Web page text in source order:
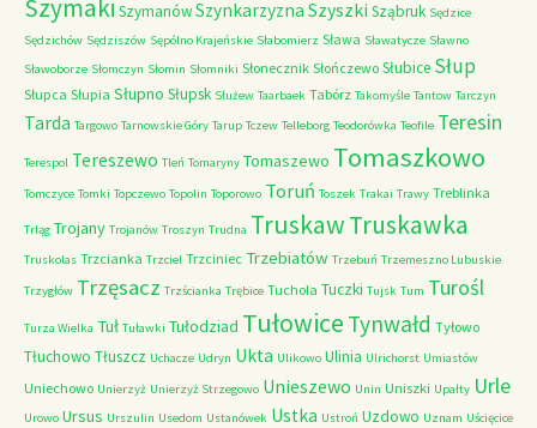
Szymaki SzymanówSzynkarzyzna Szyszki Sząbruk Sędzice
Sędzichów Sędziszów Sępólno Krajeńskie Słabomierz Sława Sławatycze Sławno
Sławoborze Słomczyn Słomin Słomniki Słonecznik Słończewo Słubice Słup
Słupca Słupia Słupno Słupsk Służew Taarbaek Tabórz Takomyśle Tantow Tarczyn
Tarda Targowo Tarnowskie Góry Tarup Tczew Telleborg Teodorówka Teofile Teresin
Terespol Tereszewo Tleń Tomaryny Tomaszewo Tomaszkowo
Tomczyce Tomki Topczewo Topolin Toporowo Toruń Toszek Trakai Trawy Treblinka
Trląg Trojany Trojanów Troszyn Trudna TruskawTruskawka
Truskolas Trzcianka Trzciel Trzciniec Trzebiatów Trzebuń Trzemeszno Lubuskie
Trzygłów Trzęsacz Trzścianka Trębice Tuchola Tuczki Tujsk Tum Turośl
Turza Wielka Tuł Tuławki Tułodziad Tułowice Tynwałd Tyłowo
Tłuchowo Tłuszcz Uchacze Udryn Ukta Ulikowo Ulinia Ulrichorst Umiastów
Uniechowo Unierzyż Unierzyż Strzegowo Unieszewo Unin Uniszki Upałty Urle
Urowo Ursus Urszulin Usedom Ustanówek Ustka Ustroń Uzdowo Uznam Uścięcice